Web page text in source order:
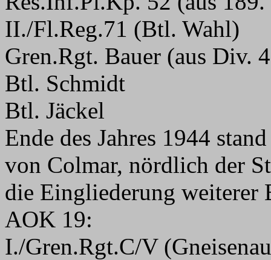
II./Fl.Reg.71 (Btl. Wahl)
Gren.Rgt. Bauer (aus Div.
Btl. Schmidt
Btl. Jäckel
Ende des Jahres 1944
von Colmar, nördlich der
die Eingliederung weiterer
AOK 19:
I./Gren.Rgt.C/V